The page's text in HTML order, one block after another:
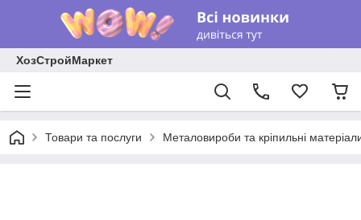
ХозСтройМаркет
Товари та послуги Металовироби та кріпильні